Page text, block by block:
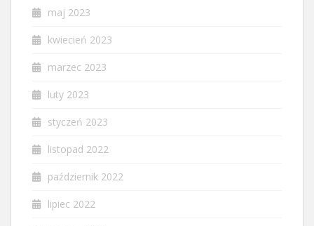
maj 2023
kwiecień 2023
marzec 2023
luty 2023
styczeń 2023
listopad 2022
październik 2022
lipiec 2022